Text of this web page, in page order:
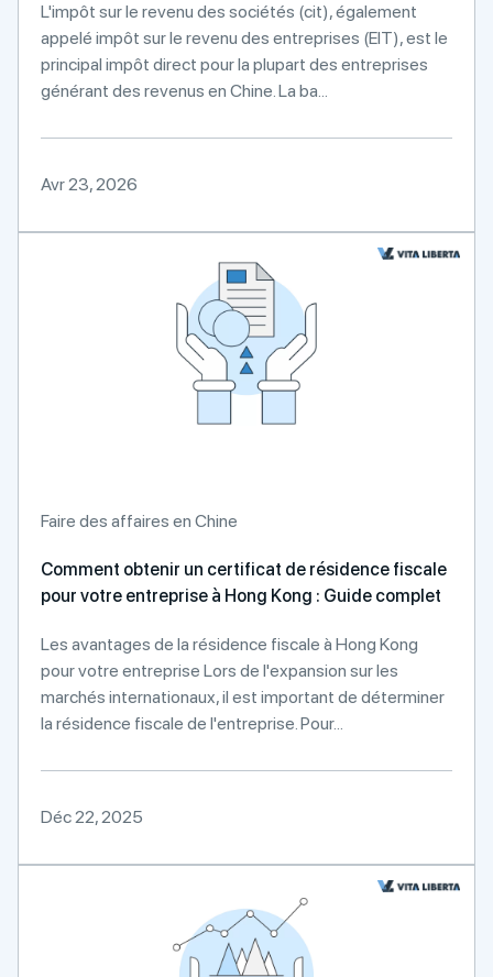
L'impôt sur le revenu des sociétés (cit), également
appelé impôt sur le revenu des entreprises (EIT), est le
principal impôt direct pour la plupart des entreprises
générant des revenus en Chine. La ba...
Avr 23, 2026
Faire des affaires en Chine
Comment obtenir un certificat de résidence fiscale
pour votre entreprise à Hong Kong : Guide complet
Les avantages de la résidence fiscale à Hong Kong
pour votre entreprise Lors de l'expansion sur les
marchés internationaux, il est important de déterminer
la résidence fiscale de l'entreprise. Pour...
Déc 22, 2025